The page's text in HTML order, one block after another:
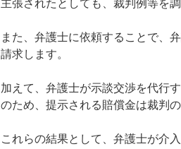
主張されたとしても、裁判例等を
また、弁護士に依頼することで、
請求します。
加えて、弁護士が示談交渉を代行
のため、提示される賠償金は裁判
これらの結果として、弁護士が介